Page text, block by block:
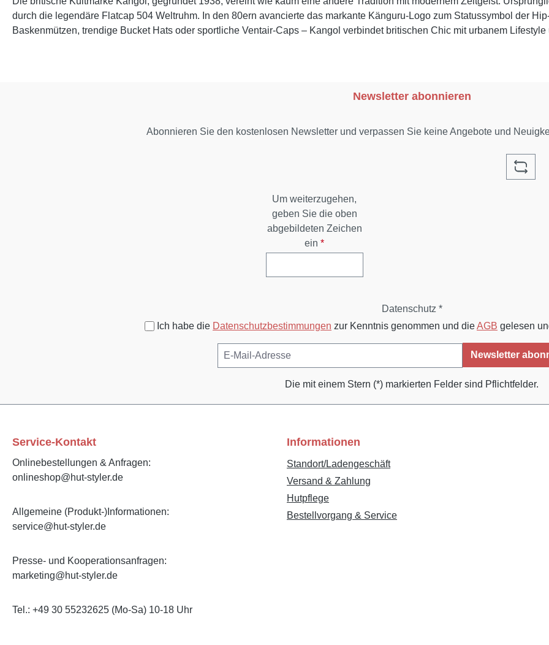
durch die legendäre Flatcap 504 Weltruhm. In den 80ern avancierte das markante Känguru-Logo zum Statussymbol der
Baskenmützen, trendige Bucket Hats oder sportliche Ventair-Caps – Kangol verbindet britischen Chic mit urbanem
Newsletter abonnieren
Abonnieren Sie den kostenlosen Newsletter und verpassen Sie keine Angebote und
Um weiterzugehen,
geben Sie die oben
abgebildeten Zeichen
ein*
Datenschutz *
Ich habe die Datenschutzbestimmungen zur Kenntnis genommen und dieAGB gelesen
Newsletter
Die mit einem Stern (*) markierten Felder sind Pflichtfelder.
Service-Kontakt
Onlinebestellungen & Anfragen:
onlineshop@hut-styler.de
Allgemeine (Produkt-)Informationen:
service@hut-styler.de
Presse- und Kooperationsanfragen:
marketing@hut-styler.de
Tel.: +49 30 55232625 (Mo-Sa) 10-18 Uhr
Informationen
Standort/Ladengeschäft
Versand & Zahlung
Hutpflege
Bestellvorgang & Service